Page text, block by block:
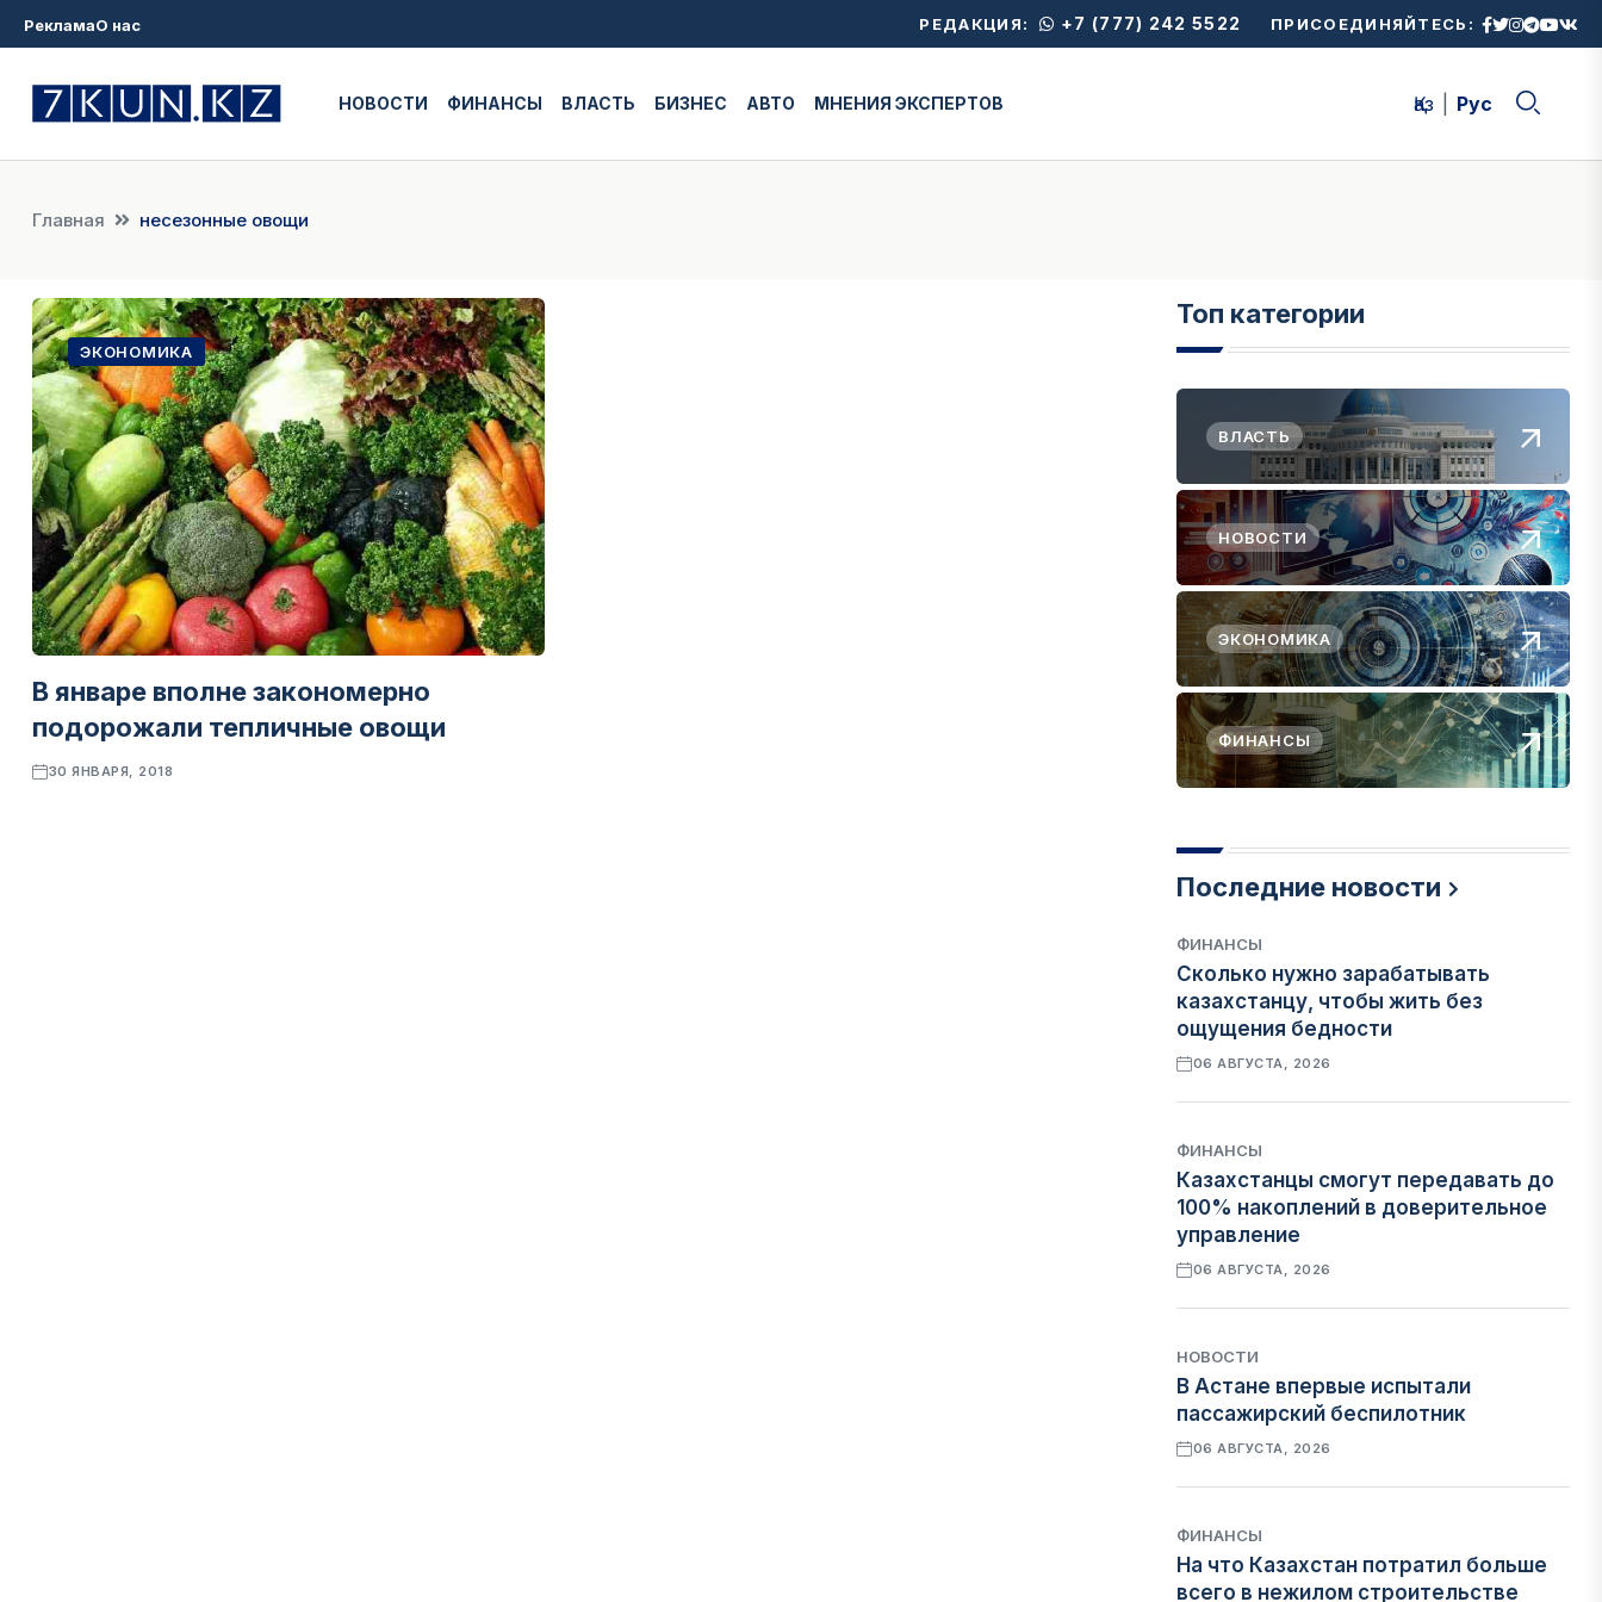
РекламаО нас РЕДАКЦИЯ: +7 (777) 242 5522 ПРИСОЕДИНЯЙТЕСЬ:
НОВОСТИ ФИНАНСЫ ВЛАСТЬ БИЗНЕС АВТО МНЕНИЯ ЭКСПЕРТОВ Қаз Рус
Главная несезонные овощи
ЭКОНОМИКА
В январе вполне закономерно
подорожали тепличные овощи
30 ЯНВАРЯ, 2018
Топ категории
ВЛАСТЬ
НОВОСТИ
ЭКОНОМИКА
ФИНАНСЫ
Последние новости
ФИНАНСЫ
Сколько нужно зарабатывать
казахстанцу, чтобы жить без
ощущения бедности
06 АВГУСТА, 2026
ФИНАНСЫ
Казахстанцы смогут передавать до
100% накоплений в доверительное
управление
06 АВГУСТА, 2026
НОВОСТИ
В Астане впервые испытали
пассажирский беспилотник
06 АВГУСТА, 2026
ФИНАНСЫ
На что Казахстан потратил больше
всего в нежилом строительстве